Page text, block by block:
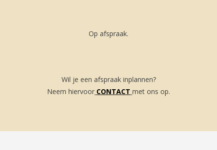
Op afspraak.
Wil je een afspraak inplannen?
Neem hiervoor CONTACT met ons op.